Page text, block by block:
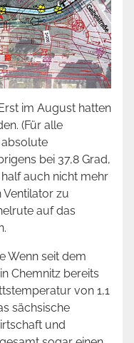
im August hatten
(Für alle
bei 37,8 Grad,
auch nicht mehr
zu
auf das
Wenn seit dem
Chemnitz bereits
von 1,1
sächsische
und